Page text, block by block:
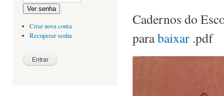
Ver senha
Criar nova conta
Recuperar senha
Cadernos do
parabaixar .pdf